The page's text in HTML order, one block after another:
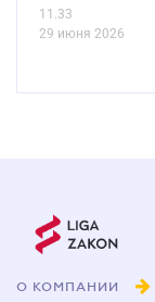
11.33
29 июня 2026
О КОМПАНИИ